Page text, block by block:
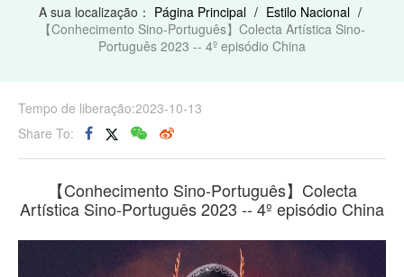
A sua localização： Página Principal / Estilo Nacional /
【Conhecimento Sino-Português】Colecta Artística Sino-
Português 2023 -- 4º episódio China
Tempo de liberação:2023-10-13
Share To:
【Conhecimento Sino-Português】Colecta
Artística Sino-Português 2023 -- 4º episódio China